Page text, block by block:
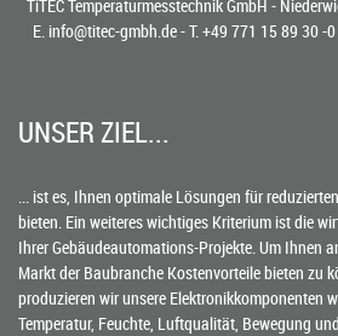
TiTEC Temperaturmesstechnik GmbH -
E. info@titec-gmbh.de- T.+49 771 15 89 30 -0
UNSER ZIEL...
... ist es, Ihnen optimale Lösungen für
bieten. Ein weiteres wichtiges Kriterium ist die
Ihrer Gebäudeautomations-Projekte. Um Ihnen
Markt der Baubranche Kostenvorteile bieten zu
produzieren wir unsere Elektronikkomponenten
Temperatur, Feuchte, Luftqualität, Bewegung